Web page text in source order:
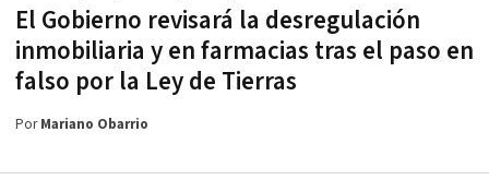
El Gobierno revisará la desregulación
inmobiliaria y en farmacias tras el paso en
falso por la Ley de Tierras
PorMariano Obarrio